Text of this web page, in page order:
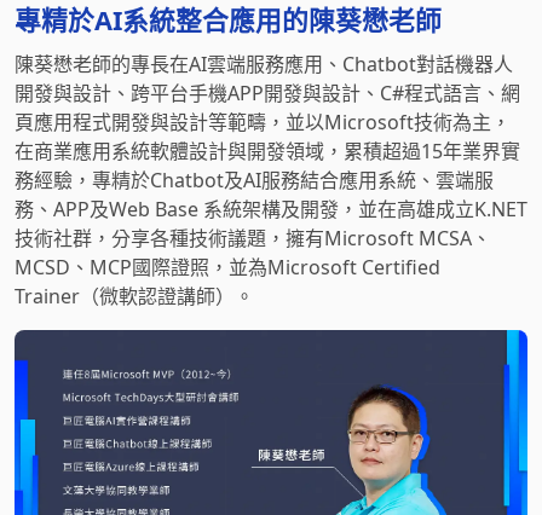
專精於AI系統整合應用的陳葵懋老師
陳葵懋老師的專長在AI雲端服務應用、Chatbot對話機器人
開發與設計、跨平台手機APP開發與設計、C#程式語言、網
頁應用程式開發與設計等範疇，並以Microsoft技術為主，
在商業應用系統軟體設計與開發領域，累積超過15年業界實
務經驗，專精於Chatbot及AI服務結合應用系統、雲端服
務、APP及Web Base 系統架構及開發，並在高雄成立K.NET
技術社群，分享各種技術議題，擁有Microsoft MCSA、
MCSD、MCP國際證照，並為Microsoft Certified
Trainer（微軟認證講師）。